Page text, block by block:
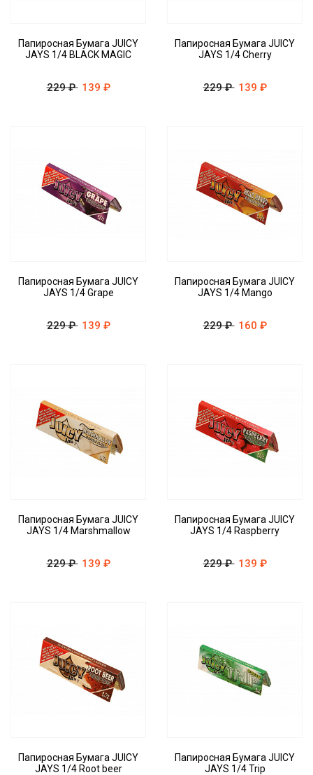
Папиросная Бумага JUICY
JAYS 1/4 BLACK MAGIC
229 ₽ 139 ₽
Папиросная Бумага JUICY
JAYS 1/4 Cherry
229 ₽ 139 ₽
Папиросная Бумага JUICY
JAYS 1/4 Grape
229 ₽ 139 ₽
Папиросная Бумага JUICY
JAYS 1/4 Mango
229 ₽ 160 ₽
Папиросная Бумага JUICY
JAYS 1/4 Marshmallow
229 ₽ 139 ₽
Папиросная Бумага JUICY
JAYS 1/4 Raspberry
229 ₽ 139 ₽
Папиросная Бумага JUICY
JAYS 1/4 Root beer
Папиросная Бумага JUICY
JAYS 1/4 Trip